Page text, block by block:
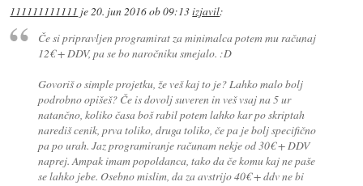
111111111111 je20. jun 2016 ob 09:13izjavil:
Če si pripravljen programirat za minimalca potem mu računaj
12€ + DDV, pa se bo naročniku smejalo. :D
Govoriš o simple projetku, že veš kaj to je? Lahko malo bolj
podrobno opišeš? Če is dovolj suveren in veš vsaj na 5 ur
natančno, koliko časa boš rabil potem lahko kar po skriptah
narediš cenik, prva toliko, druga toliko, če pa je bolj specifično
pa po urah. Jaz programiranje računam nekje od 30€ + DDV
naprej. Ampak imam popoldanca, tako da če komu kaj ne paše
se lahko jebe. Osebno mislim, da za avstrijo 40€ + ddv ne bi